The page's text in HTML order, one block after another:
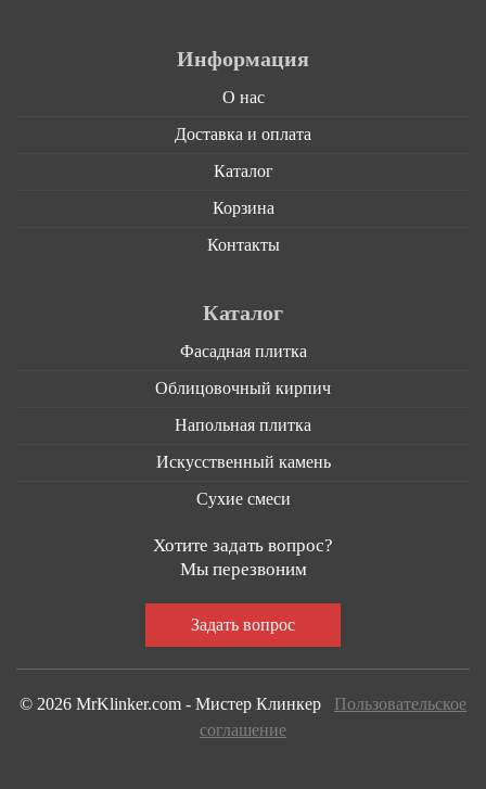
Информация
О нас
Доставка и оплата
Каталог
Корзина
Контакты
Каталог
Фасадная плитка
Облицовочный кирпич
Напольная плитка
Искусственный камень
Сухие смеси
Хотите задать вопрос?
Мы перезвоним
© 2026 MrKlinker.com - Мистер Клинкер Пользовательское
соглашение